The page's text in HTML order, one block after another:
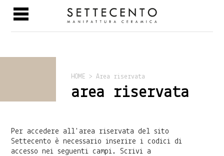
HOME > Area riservata
area riservata
Per accedere all'area riservata del sito
Settecento è necessario inserire i codici di
accesso nei seguenti campi. Scrivi a